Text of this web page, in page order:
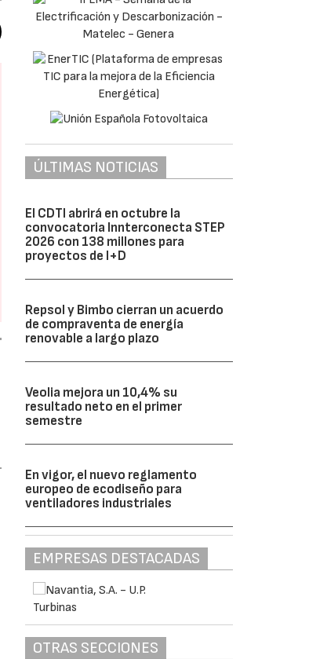
ÚLTIMAS NOTICIAS
El CDTI abrirá en octubre la
convocatoria Innterconecta STEP
2026 con 138 millones para
proyectos de I+D
Repsol y Bimbo cierran un acuerdo
de compraventa de energía
renovable a largo plazo
Veolia mejora un 10,4% su
resultado neto en el primer
semestre
En vigor, el nuevo reglamento
europeo de ecodiseño para
ventiladores industriales
EMPRESAS DESTACADAS
OTRAS SECCIONES